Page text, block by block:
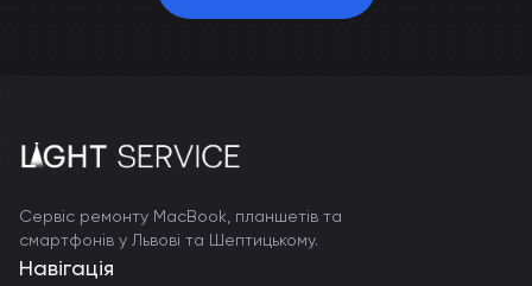
Сервіс ремонту MacBook, планшетів та
смартфонів у Львові та Шептицькому.
Навігація